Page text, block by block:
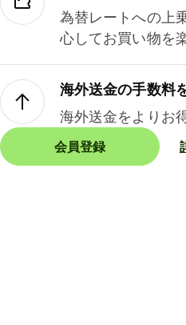
為替レートへの上
心してお買い物を
海外送金の手数料
海外送金をよりお
会員登録